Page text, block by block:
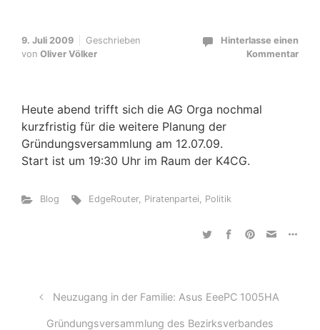
9. Juli 2009
Geschrieben
von Oliver Völker
Hinterlasse einen
Kommentar
Heute abend trifft sich die AG Orga nochmal
kurzfristig für die weitere Planung der
Gründungsversammlung am 12.07.09.
Start ist um 19:30 Uhr im Raum der K4CG.
Blog EdgeRouter, Piratenpartei, Politik
Neuzugang in der Familie: Asus EeePC 1005HA
Gründungsversammlung des Bezirksverbandes